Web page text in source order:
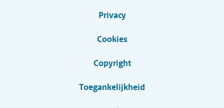
Privacy
Cookies
Copyright
Toegankelijkheid